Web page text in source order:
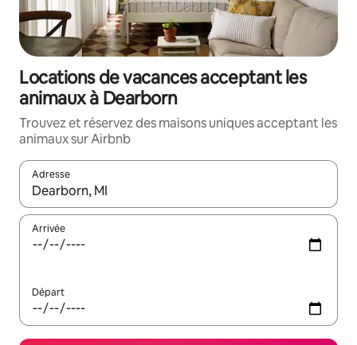
Locations de vacances acceptant les
animaux à Dearborn
Trouvez et réservez des maisons uniques acceptant les
animaux sur Airbnb
Adresse
Lorsque les résultats s'affichent, utilisez les flèches vers le
Arrivée
Départ